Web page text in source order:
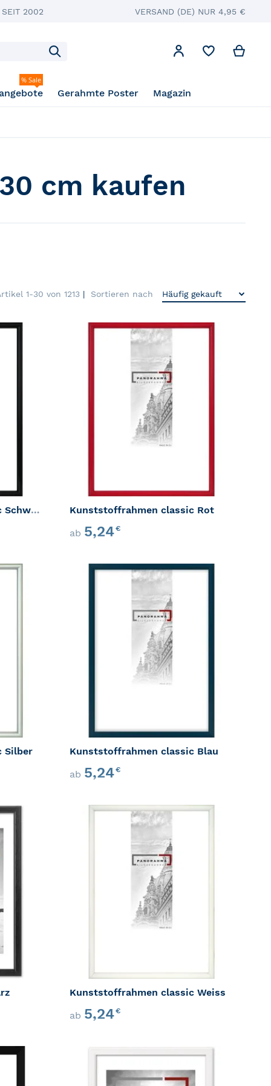
SEIT 2002 VERSAND (DE) NUR 4,95 €
Suche
Mein Konto
% Sale
Gerahmte Poster Magazin
cm kaufen
1-30 von 1213 Sortieren nach
ZUR VERGLEICHSLISTE HINZUFÜGEN
Kunststoffrahmen classic Schwarz
Kunststoffrahmen classic Rot
ab 5,24€
ZUR VERGLEICHSLISTE HINZUFÜGEN
Silber
Kunststoffrahmen classic Blau
ab 5,24€
ZUR VERGLEICHSLISTE HINZUFÜGEN
Kunststoffrahmen classic Weiss
ab 5,24€
ZUR WUNSCHLISTE HINZUFÜGEN